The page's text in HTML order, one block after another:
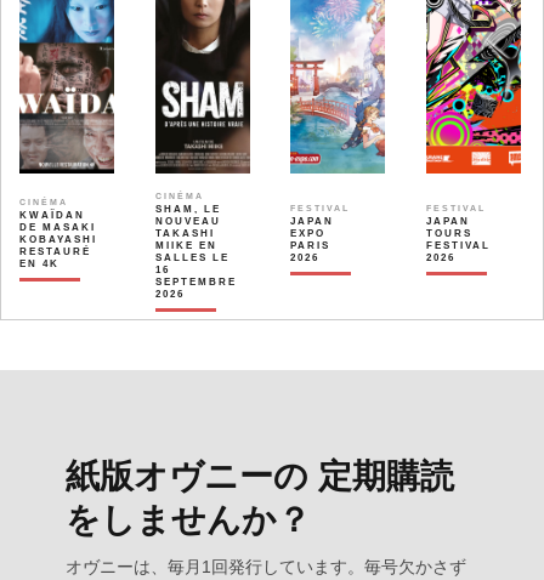
CINÉMA
KWAÏDAN
DE MASAKI
KOBAYASHI
RESTAURÉ
EN 4K
CINÉMA
SHAM, LE
NOUVEAU
TAKASHI
MIIKE EN
SALLES LE
16
SEPTEMBRE
2026
FESTIVAL
JAPAN
EXPO
PARIS
2026
FESTIVAL
JAPAN
TOURS
FESTIVAL
2026
紙版オヴニーの 定期購読
をしませんか？
オヴニーは、毎月1回発行しています。毎号欠かさず